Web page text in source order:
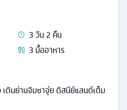
3วัน2 คืน
3 มื้ออาหาร
ดินย่านจิมซาจุ่ย ดิสนีย์แลนด์เต็ม